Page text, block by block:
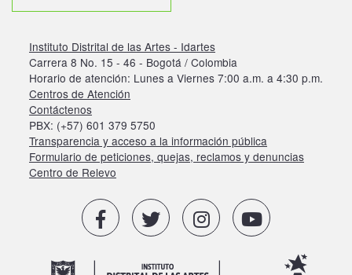
Instituto Distrital de las Artes - Idartes
Carrera 8 No. 15 - 46 - Bogotá / Colombia
Horario de atención: Lunes a Viernes 7:00 a.m. a 4:30 p.m.
Centros de Atención
Contáctenos
PBX: (+57) 601 379 5750
Transparencia y acceso a la información pública
Formulario de peticiones, quejas, reclamos y denuncias
Centro de Relevo